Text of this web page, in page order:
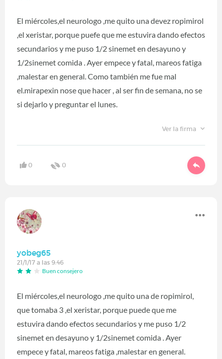
El miércoles,el neurologo ,me quito una devez ropimirol
,el xeristar, porque puefe que me estuvira dando efectos
secundarios y me puso 1/2 sinemet en desayuno y
1/2sinemet comida . Ayer empece y fatal, mareos fatiga
,malestar en general. Como también me fue mal
el.mirapexin nose que hacer , al ser fin de semana, no se
si dejarlo y preguntar el lunes.
Ver la firma
0 0
yobeg65
21/1/17 a las 9:46
Buen consejero
El miércoles,el neurologo ,me quito una de ropimirol,
que tomaba 3 ,el xeristar, porque puede que me
estuvira dando efectos secundarios y me puso 1/2
sinemet en desayuno y 1/2sinemet comida . Ayer
empece y fatal, mareos fatiga ,malestar en general.